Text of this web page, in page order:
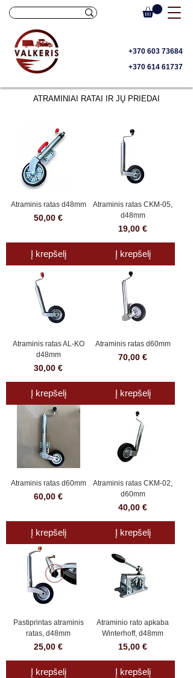
+370 603 73684
+370 614 61737
ATRAMINIAI RATAI IR JŲ PRIEDAI
Atraminis ratas d48mm
Kaina
50,00 €
Į krepšelį
Atraminis ratas CKM-05,
d48mm
Kaina
19,00 €
Į krepšelį
Atraminis ratas AL-KO
d48mm
Kaina
30,00 €
Į krepšelį
Atraminis ratas d60mm
Kaina
70,00 €
Į krepšelį
Atraminis ratas d60mm
Kaina
60,00 €
Į krepšelį
Atraminis ratas CKM-02,
d60mm
Kaina
40,00 €
Į krepšelį
Pastiprintas atraminis
ratas, d48mm
Kaina
25,00 €
Į krepšelį
Atraminio rato apkaba
Winterhoff, d48mm
Kaina
15,00 €
Į krepšelį